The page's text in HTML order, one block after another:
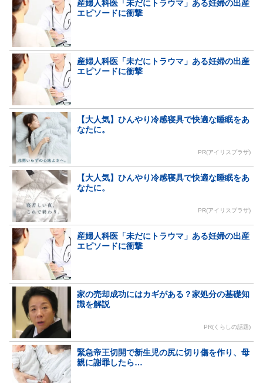
産婦人科医「未だにトラウマ」ある妊婦の出産
エピソードに衝撃
産婦人科医「未だにトラウマ」ある妊婦の出産
エピソードに衝撃
【大人気】ひんやり冷感寝具で快適な睡眠をあ
なたに。
PR(アイリスプラザ)
【大人気】ひんやり冷感寝具で快適な睡眠をあ
なたに。
PR(アイリスプラザ)
産婦人科医「未だにトラウマ」ある妊婦の出産
エピソードに衝撃
家の売却成功にはカギがある？家処分の基礎知
識を解説
PR(くらしの話題)
緊急帝王切開で新生児の尻に切り傷を作り、母
親に謝罪したら…